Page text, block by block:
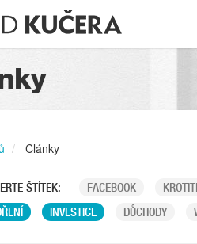
Články
ŠTÍTEK: FACEBOOK
INVESTICE DŮCHODY